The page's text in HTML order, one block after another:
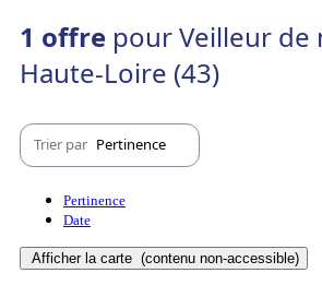
1 offre pour Veilleur de
Haute-Loire (43)
Trier par Pertinence
Pertinence
Date
Afficher la carte (contenu non-accessible)